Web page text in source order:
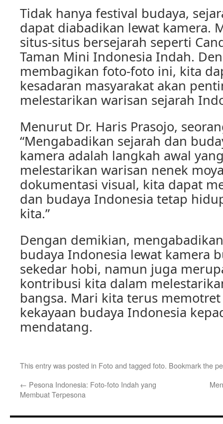
Tidak hanya festival budaya,
dapat diabadikan lewat kamera.
situs-situs bersejarah seperti
Taman Mini Indonesia Indah.
membagikan foto-foto ini, kita
kesadaran masyarakat akan
melestarikan warisan sejarah
Menurut Dr. Haris Prasojo,
“Mengabadikan sejarah dan
kamera adalah langkah awal
melestarikan warisan nenek
dokumentasi visual, kita dapat
dan budaya Indonesia tetap
kita.”
Dengan demikian,
budaya Indonesia lewat kamera
sekedar hobi, namun juga
kontribusi kita dalam
bangsa. Mari kita terus
kekayaan budaya Indonesia
mendatang.
This entry was posted in Fotoand tagged foto. Bookmark the
← Pesona Indonesia: Foto-foto Indah yang
Membuat Terpesona